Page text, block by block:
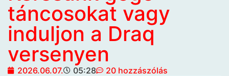
táncosokat vagy
induljon a Draq
versenyen
2026.06.07. 05:28 20 hozzászólás